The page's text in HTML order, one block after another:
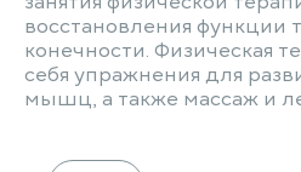
восстановления функции
конечности. Физическая
себя упражнения для
мышц, а также массаж и